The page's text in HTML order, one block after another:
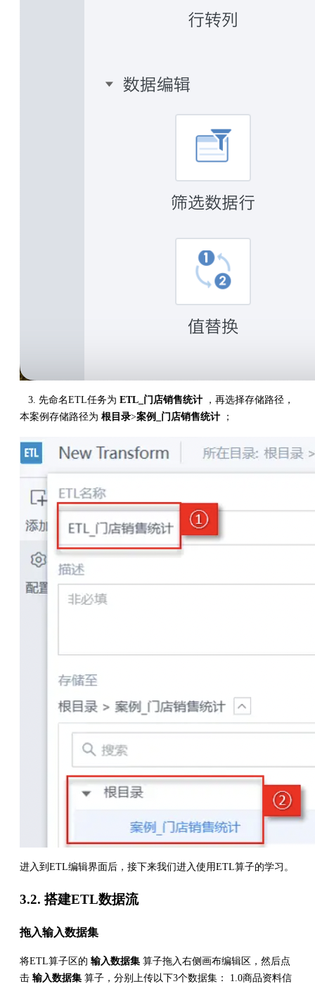
3. 先命名ETL任务为 ETL_门店销售统计 ，再选择存储路径，
本案例存储路径为 根目录>案例_门店销售统计 ；
进入到ETL编辑界面后，接下来我们进入使用ETL算子的学习。
3.2. 搭建ETL数据流
拖入输入数据集
将ETL算子区的 输入数据集 算子拖入右侧画布编辑区，然后点
击 输入数据集 算子，分别上传以下3个数据集： 1.0商品资料信